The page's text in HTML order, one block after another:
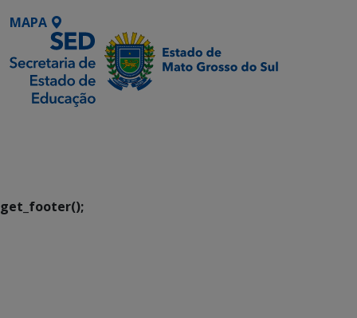
MAPA
get_footer();